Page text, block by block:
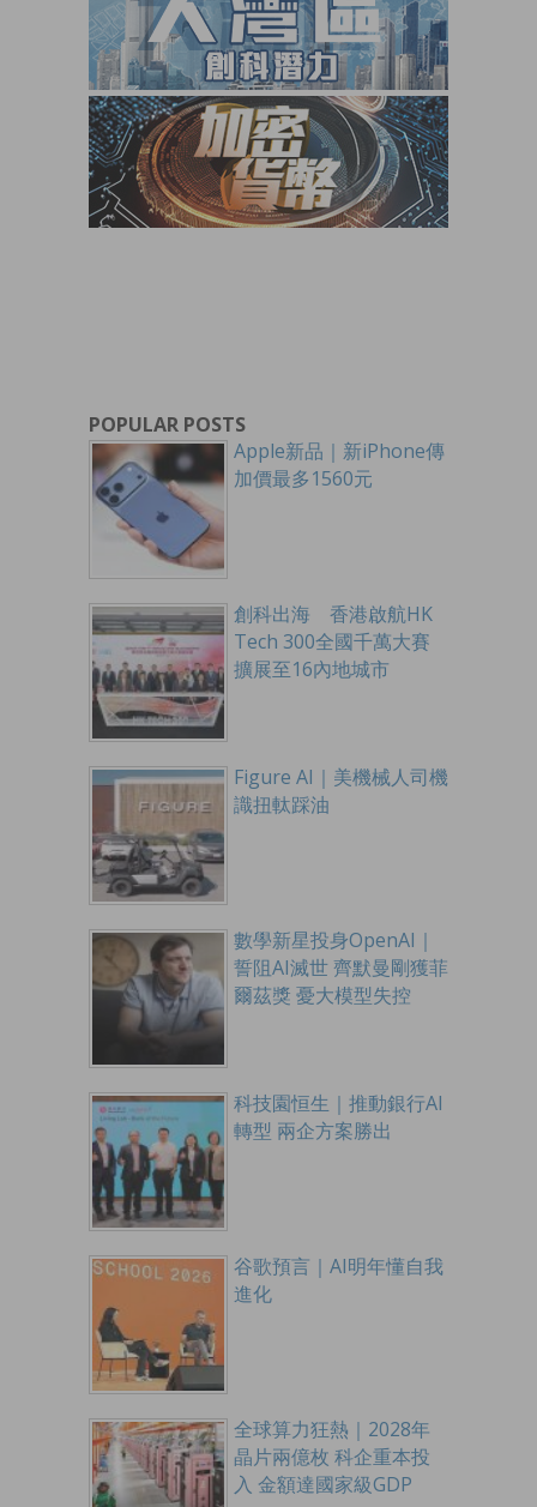
POPULAR POSTS
Apple新品｜新iPhone傳
加價最多1560元
創科出海 香港啟航HK
Tech 300全國千萬大賽
擴展至16內地城市
Figure AI｜美機械人司機
識扭軚踩油
數學新星投身OpenAI｜
誓阻AI滅世 齊默曼剛獲菲
爾茲獎 憂大模型失控
科技園恒生｜推動銀行AI
轉型 兩企方案勝出
谷歌預言｜AI明年懂自我
進化
全球算力狂熱｜2028年
晶片兩億枚 科企重本投
入 金額達國家級GDP